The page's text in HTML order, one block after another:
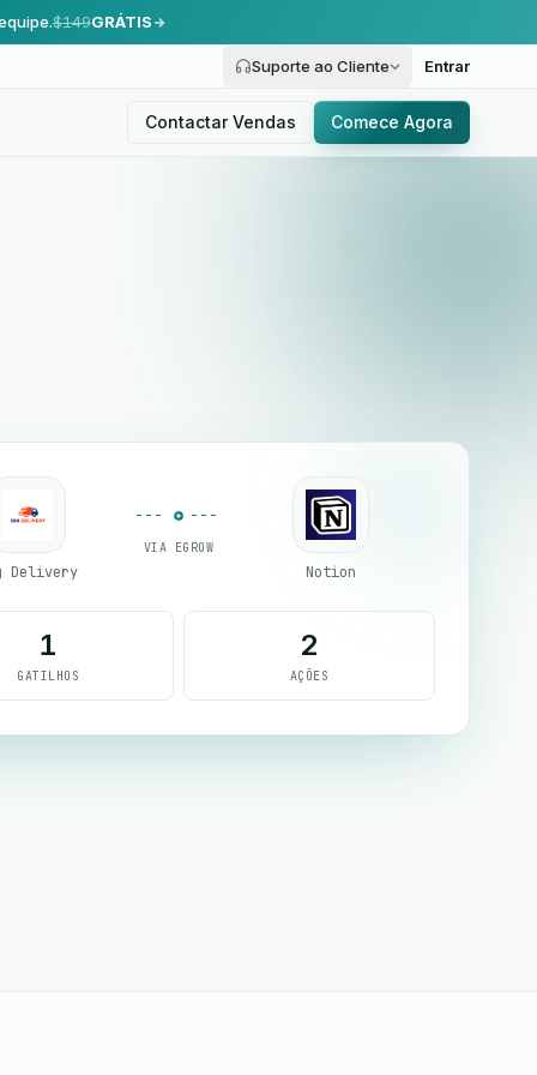
$149GRÁTIS
Suporte ao Cliente Entrar
Contactar Vendas Comece Agora
Delivery
VIA EGROW
Notion
1
GATILHOS
2
AÇÕES